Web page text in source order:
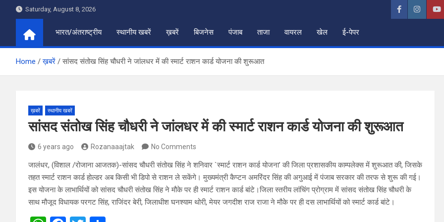
Saturday, August 8, 2026
भारत/अंतराष्ट्रीय स्थानीय खबरें ख़बरें बिजनेस पंजाब ताजा वायरल खेल ई-पेपर
Home ख़बरें सांसद संतोख सिंह चौधरी ने जांलधर में की स्मार्ट राशन कार्ड योजना की शुरूआत
ख़बरें स्थानीय खबरें
सांसद संतोख सिंह चौधरी ने जांलधर में की स्मार्ट राशन कार्ड योजना की शुरूआत
6 years ago Rozanaaajtak No Comments
जालंधर, (विशाल /रोजाना आजतक)-सांसद चौधरी संतोख सिंह ने शनिवार `स्मार्ट राशन कार्ड योजना’ की जिला प्रशासकीय काम्पलेक्स में शुरूआत की, जिसके
तहत स्मार्ट राशन कार्ड होल्डर अब किसी भी डिपो से राशन ले सकेंगे। मुख्यमंत्री कैप्टन अमरिंदर सिंह की अगुआई में पंजाब सरकार की तरफ से शुरू की गई।
इस योजना के लाभार्थियों को सांसद चौधरी संतोख सिंह ने मौके पर ही स्मार्ट राशन कार्ड बांटे।जिला स्तरीय लांचिंग प्रोग्राम में सांसद संतोख सिंह चौधरी के
साथ मौजूद विधायक परगट सिंह, राजिंदर बेरी, जिलाधीश घनश्याम थोरी, मेयर जगदीश राज राजा ने मौके पर ही दस लाभार्थियों को स्मार्ट कार्ड बांटे।